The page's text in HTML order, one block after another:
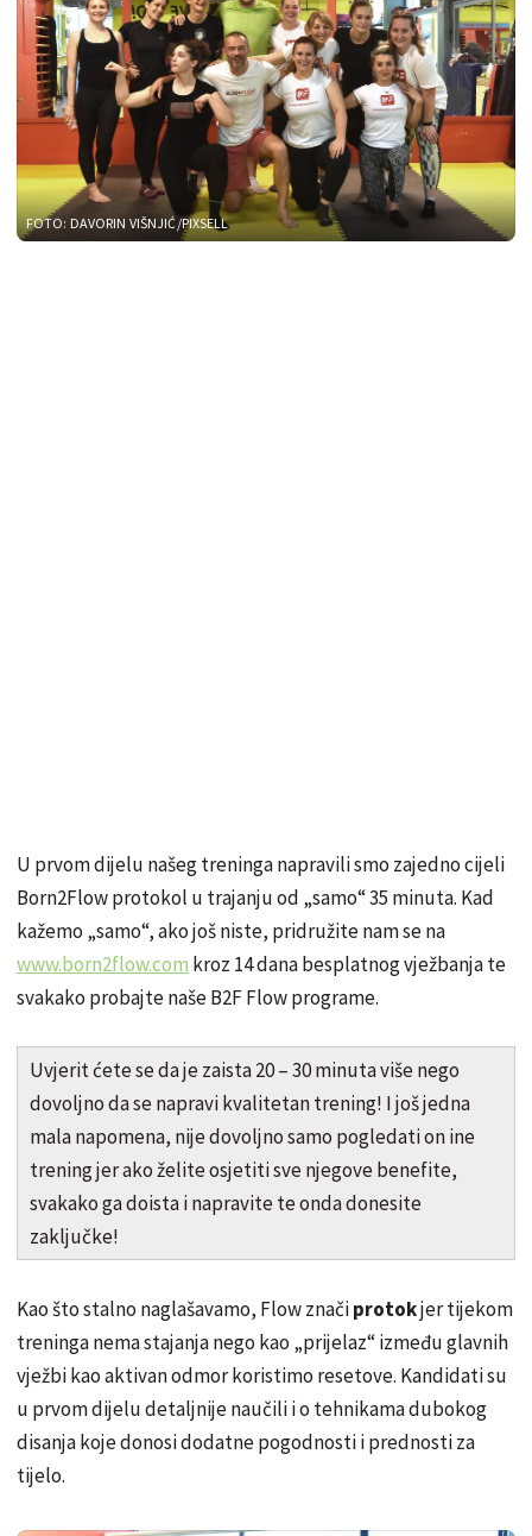
FOTO: DAVORIN VIŠNJIĆ/PIXSELL
U prvom dijelu našeg treninga napravili smo zajedno cijeli
Born2Flow protokol u trajanju od „samo“ 35 minuta. Kad
kažemo „samo“, ako još niste, pridružite nam se na
www.born2flow.com kroz 14 dana besplatnog vježbanja te
svakako probajte naše B2F Flow programe.
Uvjerit ćete se da je zaista 20 – 30 minuta više nego
dovoljno da se napravi kvalitetan trening! I još jedna
mala napomena, nije dovoljno samo pogledati on ine
trening jer ako želite osjetiti sve njegove benefite,
svakako ga doista i napravite te onda donesite
zaključke!
Kao što stalno naglašavamo, Flow značiprotokjer tijekom
treninga nema stajanja nego kao „prijelaz“ između glavnih
vježbi kao aktivan odmor koristimo resetove. Kandidati su
u prvom dijelu detaljnije naučili i o tehnikama dubokog
disanja koje donosi dodatne pogodnosti i prednosti za
tijelo.